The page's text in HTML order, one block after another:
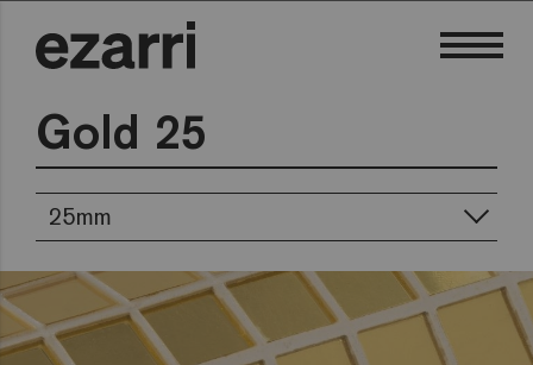
Gold 25
25mm